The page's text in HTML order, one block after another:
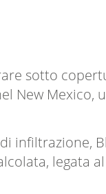
sotto
New Mexico,
infiltrazione,
legata